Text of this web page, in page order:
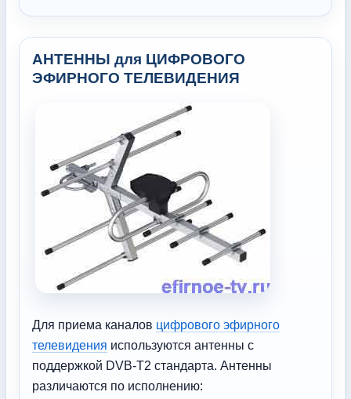
АНТЕННЫ для ЦИФРОВОГО
ЭФИРНОГО ТЕЛЕВИДЕНИЯ
Для приема каналов цифрового эфирного
телевидения используются антенны с
поддержкой DVB-T2 стандарта. Антенны
различаются по исполнению: